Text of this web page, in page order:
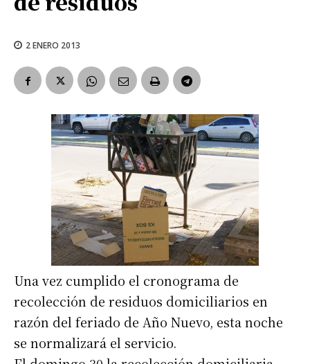
2 ENERO 2013
Una vez cumplido el cronograma de
recolección de residuos domiciliarios en
razón del feriado de Año Nuevo, esta noche
se normalizará el servicio.